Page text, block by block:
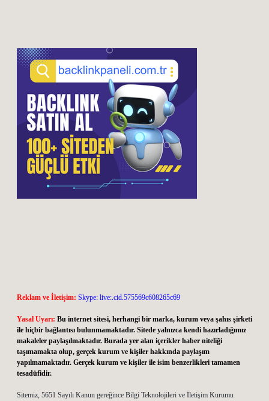
Reklam ve İletişim: Skype: live:.cid.575569c608265c69
Yasal Uyarı: Bu internet sitesi, herhangi bir marka, kurum veya şahıs şirketi
ile hiçbir bağlantısı bulunmamaktadır. Sitede yalnızca kendi hazırladığımız
makaleler paylaşılmaktadır. Burada yer alan içerikler haber niteliği
taşımamakta olup, gerçek kurum ve kişiler hakkında paylaşım
yapılmamaktadır. Gerçek kurum ve kişiler ile isim benzerlikleri tamamen
tesadüfidir.
Sitemiz, 5651 Sayılı Kanun gereğince Bilgi Teknolojileri ve İletişim Kurumu